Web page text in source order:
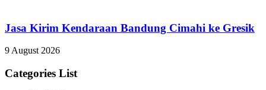
Jasa Kirim Kendaraan Bandung Cimahi ke Gresik
9 August 2026
Categories List